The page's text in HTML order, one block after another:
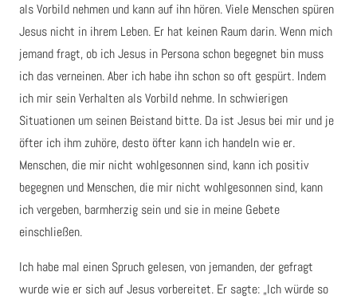
als Vorbild nehmen und kann auf ihn hören. Viele Menschen spüren
Jesus nicht in ihrem Leben. Er hat keinen Raum darin. Wenn mich
jemand fragt, ob ich Jesus in Persona schon begegnet bin muss
ich das verneinen. Aber ich habe ihn schon so oft gespürt. Indem
ich mir sein Verhalten als Vorbild nehme. In schwierigen
Situationen um seinen Beistand bitte. Da ist Jesus bei mir und je
öfter ich ihm zuhöre, desto öfter kann ich handeln wie er.
Menschen, die mir nicht wohlgesonnen sind, kann ich positiv
begegnen und Menschen, die mir nicht wohlgesonnen sind, kann
ich vergeben, barmherzig sein und sie in meine Gebete
einschließen.
Ich habe mal einen Spruch gelesen, von jemanden, der gefragt
wurde wie er sich auf Jesus vorbereitet. Er sagte: „Ich würde so